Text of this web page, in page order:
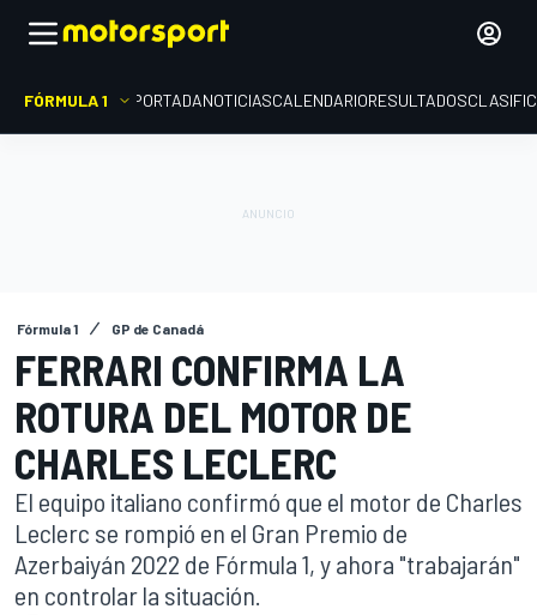
FÓRMULA 1 PORTADANOTICIASCALENDARIORESULTADOS
Fórmula 1 GP de Canadá
FERRARI CONFIRMA LA
ROTURA DEL MOTOR DE
CHARLES LECLERC
El equipo italiano confirmó que el motor de Charles
Leclerc se rompió en el Gran Premio de
Azerbaiyán 2022 de Fórmula 1, y ahora "trabajarán"
en controlar la situación.